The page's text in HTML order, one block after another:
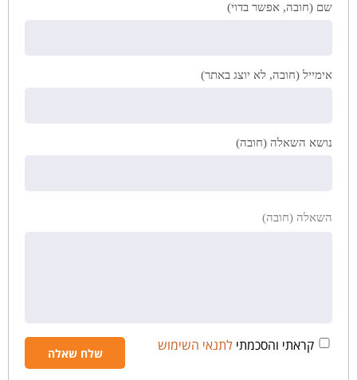
שם (חובה, אפשר בדוי)
אימייל (חובה, לא יוצג באתר)
נושא השאלה (חובה)
השאלה (חובה)
קראתי והסכמתי לתנאי השימוש